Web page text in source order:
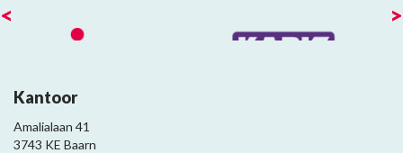
< >
Kantoor
Amalialaan 41
3743 KE Baarn